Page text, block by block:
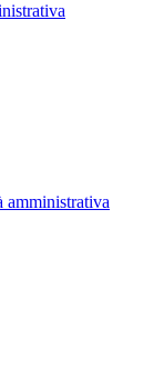
amministrativa